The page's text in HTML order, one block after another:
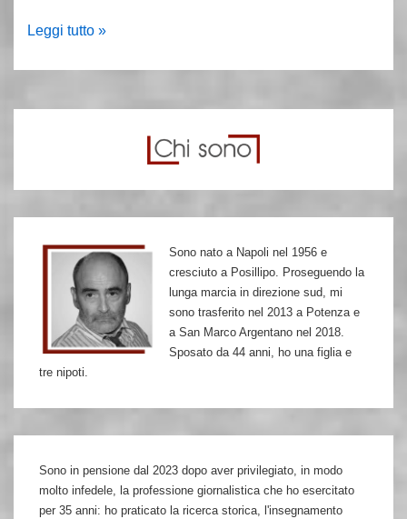
16-
1953,
socialismo
Leggi tutto »
Sono nato a Napoli nel 1956 e
cresciuto a Posillipo. Proseguendo la
lunga marcia in direzione sud, mi
sono trasferito nel 2013 a Potenza e
a San Marco Argentano nel 2018.
Sposato da 44 anni, ho una figlia e
tre nipoti.
Sono in pensione dal 2023 dopo aver privilegiato, in modo
molto infedele, la professione giornalistica che ho esercitato
per 35 anni: ho praticato la ricerca storica, l'insegnamento